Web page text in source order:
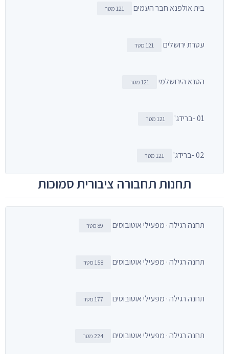
בית אולפנא חבר העמים 121 מטר
עטרת ירושלים 121 מטר
הטנא הירושלמי 121 מטר
01 -ברידג' 121 מטר
02 -ברידג' 121 מטר
תחנות תחבורה ציבורית סמוכות
תחנה רגילה · מפעילי אוטובוסים 89 מטר
תחנה רגילה · מפעילי אוטובוסים 158 מטר
תחנה רגילה · מפעילי אוטובוסים 177 מטר
תחנה רגילה · מפעילי אוטובוסים 224 מטר